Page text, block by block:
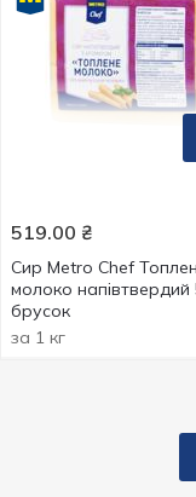
519.00 ₴
Сир Metro Chef
молоко напівтвердий
брусок
за 1 кг